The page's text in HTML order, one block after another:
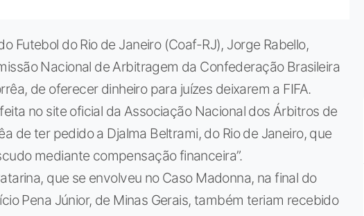
Futebol do Rio de Janeiro (Coaf-RJ), Jorge Rabello,
Nacional de Arbitragem da Confederação Brasileira
de oferecer dinheiro para juízes deixarem a FIFA.
no site oficial da Associação Nacional dos Árbitros de
de ter pedido a Djalma Beltrami, do Rio de Janeiro, que
mediante compensação financeira”.
que se envolveu no Caso Madonna, na final do
Pena Júnior, de Minas Gerais, também teriam recebido